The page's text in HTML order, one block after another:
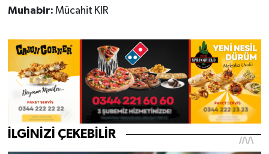
Muhabir: Mücahit KIR